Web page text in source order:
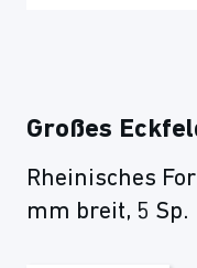
Großes
Rheinisches
mm breit, 5 Sp.